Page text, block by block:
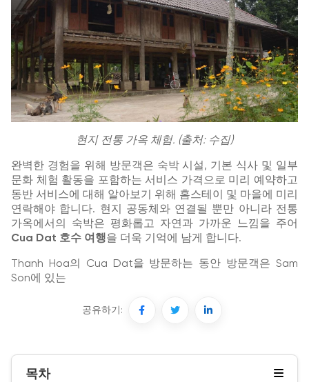
현지 전통 가옥 체험. (출처: 수집)
완벽한 경험을 위해 방문객은 숙박 시설, 기본 식사 및 일부
문화 체험 활동을 포함하는 서비스 가격으로 미리 예약하고
동반 서비스에 대해 알아보기 위해 홈스테이 및 마을에 미리
연락해야 합니다. 현지 공동체와 연결될 뿐만 아니라 전통
가옥에서의 숙박은 평화롭고 자연과 가까운 느낌을 주어
Cua Dat 호수 여행을 더욱 기억에 남게 합니다.
Thanh Hoa의 Cua Dat을 방문하는 동안 방문객은 Sam
Son에 있는
공유하기:
목차